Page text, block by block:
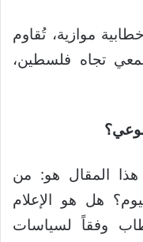
موازية، تُقاوم
تجاه فلسطين،
المقال هو: من
هل هو الإعلام
وفقاً لسياسات